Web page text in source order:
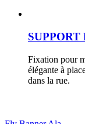
Fixation pour
élégante à
dans la rue.